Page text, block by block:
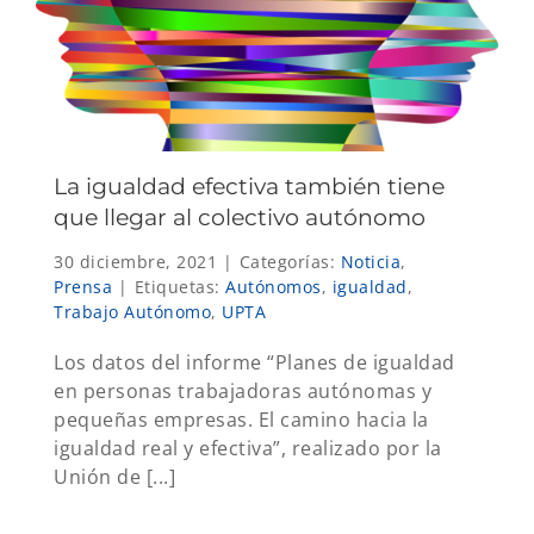
La igualdad efectiva también tiene
que llegar al colectivo autónomo
30 diciembre, 2021 | Categorías: Noticia,
Prensa | Etiquetas: Autónomos, igualdad,
Trabajo Autónomo, UPTA
Los datos del informe “Planes de igualdad
en personas trabajadoras autónomas y
pequeñas empresas. El camino hacia la
igualdad real y efectiva”, realizado por la
Unión de [...]